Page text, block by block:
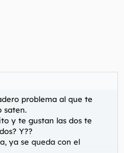
problema al que te
saten.
y te gustan las dos te
Y??
ya se queda con el